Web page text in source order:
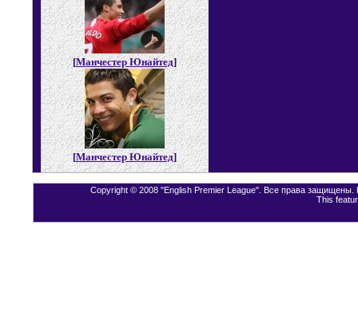
[Манчестер Юнайтед]
[Манчестер Юнайтед]
Copyright © 2008 "English Premier League". Все права защищены.
This